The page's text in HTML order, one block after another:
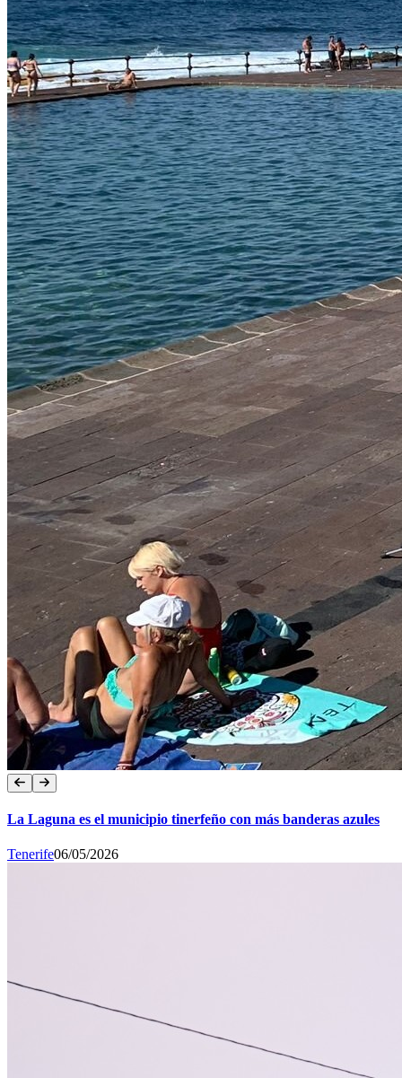
La Laguna es el municipio tinerfeño con más banderas azules
Tenerife06/05/2026